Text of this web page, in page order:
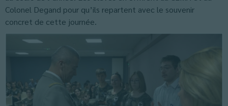
Colonel Degand pour qu’ils repartent avec le souvenir
concret de cette journée.